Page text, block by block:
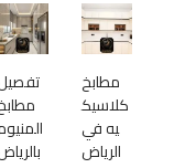
مطابخ
كلاسيك
يه في
الرياض